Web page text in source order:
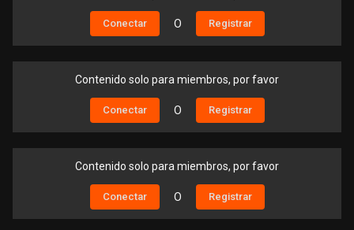
Conectar O Registrar
Contenido solo para miembros, por favor
Conectar O Registrar
Contenido solo para miembros, por favor
Conectar O Registrar